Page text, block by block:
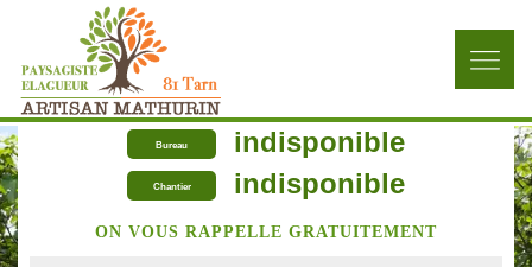
Bureau indisponible
Chantier indisponible
ON VOUS RAPPELLE GRATUITEMENT